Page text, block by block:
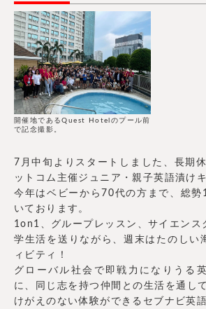
開催地であるQuest Hotelのプール前
で記念撮影。
7月中旬よりスタートしました、長期
ットコム主催ジュニア・親子英語漬け
今年はベビーから70代の方まで、総勢
いております。
1on1、グループレッスン、サイエンス
学生活を送りながら、週末はたのしい
ィビティ！
グローバル社会で即戦力になりうる
に、同じ志を持つ仲間との生活を通し
けがえのない体験ができるセブナビ英